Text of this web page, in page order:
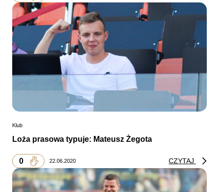
Klub
Loża prasowa typuje: Mateusz Żegota
0 22.06.2020 CZYTAJ